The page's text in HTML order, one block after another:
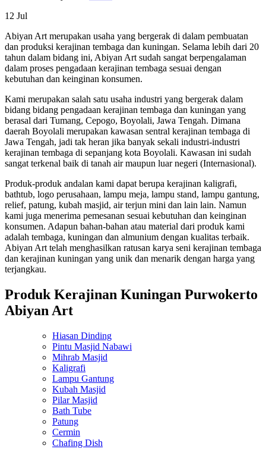
12 Jul
Abiyan Art merupakan usaha yang bergerak di dalam pembuatan
dan produksi kerajinan tembaga dan kuningan. Selama lebih dari 20
tahun dalam bidang ini, Abiyan Art sudah sangat berpengalaman
dalam proses pengadaan kerajinan tembaga sesuai dengan
kebutuhan dan keinginan konsumen.
Kami merupakan salah satu usaha industri yang bergerak dalam
bidang bidang pengadaan kerajinan tembaga dan kuningan yang
berasal dari Tumang, Cepogo, Boyolali, Jawa Tengah. Dimana
daerah Boyolali merupakan kawasan sentral kerajinan tembaga di
Jawa Tengah, jadi tak heran jika banyak sekali industri-industri
kerajinan tembaga di sepanjang kota Boyolali. Kawasan ini sudah
sangat terkenal baik di tanah air maupun luar negeri (Internasional).
Produk-produk andalan kami dapat berupa kerajinan kaligrafi,
bathtub, logo perusahaan, lampu meja, lampu stand, lampu gantung,
relief, patung, kubah masjid, air terjun mini dan lain lain. Namun
kami juga menerima pemesanan sesuai kebutuhan dan keinginan
konsumen. Adapun bahan-bahan atau material dari produk kami
adalah tembaga, kuningan dan almunium dengan kualitas terbaik.
Abiyan Art telah menghasilkan ratusan karya seni kerajinan tembaga
dan kerajinan kuningan yang unik dan menarik dengan harga yang
terjangkau.
Produk Kerajinan Kuningan Purwokerto
Abiyan Art
Hiasan Dinding
Pintu Masjid Nabawi
Mihrab Masjid
Kaligrafi
Lampu Gantung
Kubah Masjid
Pilar Masjid
Bath Tube
Patung
Cermin
Chafing Dish